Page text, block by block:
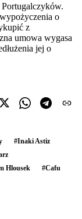
o
z
umowa wygasa
jej o
#Inaki Astiz
Hlousek #Cafu